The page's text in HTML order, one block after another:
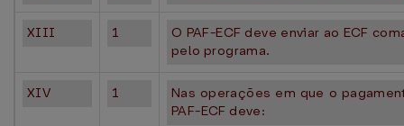
XIII 1
O PAF-ECF deve enviar ao ECF
pelo programa.
XIV 1
Nas operações em que o
PAF-ECF deve: